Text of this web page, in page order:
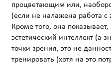
процветающим или,
(если не налажена работа с
Кроме того, она показывает,
эстетический интеллект (а
точки зрения, это не
тренировать (хотя на это